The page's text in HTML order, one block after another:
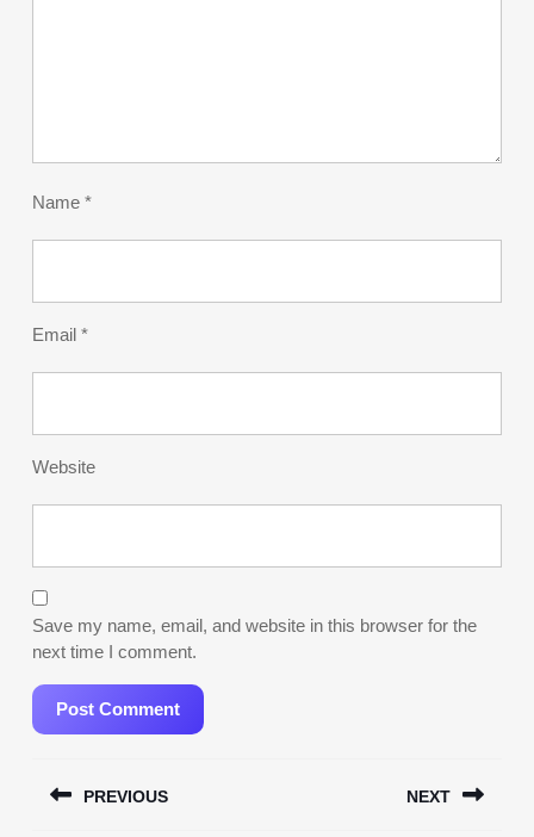
Name *
Email *
Website
Save my name, email, and website in this browser for the
next time I comment.
navigation
PREVIOUS NEXT